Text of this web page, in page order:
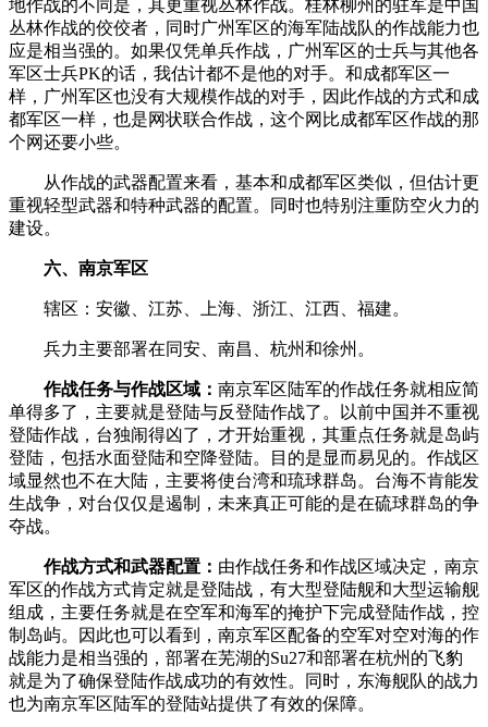
地作战的不同是，其更重视丛林作战。桂林柳州的驻军是中国
丛林作战的佼佼者，同时广州军区的海军陆战队的作战能力也
应是相当强的。如果仅凭单兵作战，广州军区的士兵与其他各
军区士兵PK的话，我估计都不是他的对手。和成都军区一
样，广州军区也没有大规模作战的对手，因此作战的方式和成
都军区一样，也是网状联合作战，这个网比成都军区作战的那
个网还要小些。­
­ 从作战的武器配置来看，基本和成都军区类似，但估计更
重视轻型武器和特种武器的配置。同时也特别注重防空火力的
建设。­
六、南京军区
­ 辖区：安徽、江苏、上海、浙江、江西、福建。­
­ 兵力主要部署在同安、南昌、杭州和徐州。­
作战任务与作战区域： 南京军区陆军的作战任务就相应简
单得多了，主要就是登陆与反登陆作战了。以前中国并不重视
登陆作战，台独闹得凶了，才开始重视，其重点任务就是岛屿
登陆，包括水面登陆和空降登陆。目的是显而易见的。作战区
域显然也不在大陆，主要将使台湾和琉球群岛。台海不肯能发
生战争，对台仅仅是遏制，未来真正可能的是在硫球群岛的争
夺战。­
作战方式和武器配置： 由作战任务和作战区域决定，南京
军区的作战方式肯定就是登陆战，有大型登陆舰和大型运输舰
组成，主要任务就是在空军和海军的掩护下完成登陆作战，控
制岛屿。因此也可以看到，南京军区配备的空军对空对海的作
战能力是相当强的，部署在芜湖的Su27和部署在杭州的飞豹
就是为了确保登陆作战成功的有效性。同时，东海舰队的战力
也为南京军区陆军的登陆站提供了有效的保障。­